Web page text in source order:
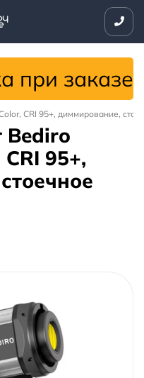
заказе
CRI 95+, диммирование,
Bediro
95+,